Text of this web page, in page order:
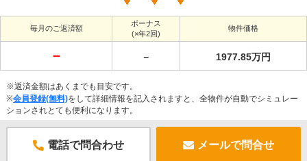
毎月のご返済額
ボーナス
(×年2回)
物件価格
－ － 1977.85万円
※返済金額はあくまでも目安です。
※会員登録(無料)をして詳細情報を記入されますと、全物件が自動でシミュレー
ションされとても便利になります。
電話で問合わせ メールで問合せ